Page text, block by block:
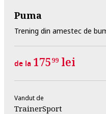
Puma
Trening din amestec de
de la 17599 lei
Vandut de
TrainerSport